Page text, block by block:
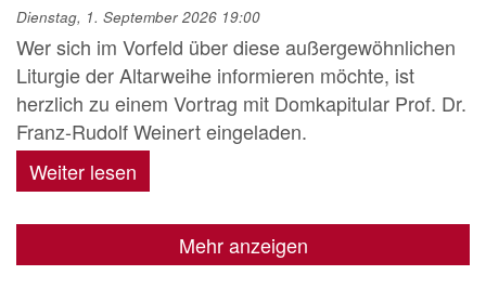
Dienstag, 1. September 2026 19:00
Wer sich im Vorfeld über diese außergewöhnlichen
Liturgie der Altarweihe informieren möchte, ist
herzlich zu einem Vortrag mit Domkapitular Prof. Dr.
Franz-Rudolf Weinert eingeladen.
Weiter lesen
Mehr anzeigen